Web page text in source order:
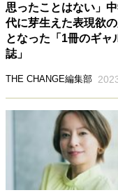
思ったことはない」
代に芽生えた表現欲
となった「1冊のギャ
誌」
THE CHANGE編集部